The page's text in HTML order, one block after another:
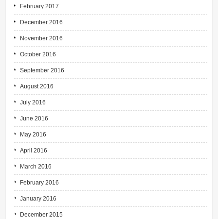
February 2017
December 2016
November 2016
October 2016
September 2016
August 2016
July 2016
June 2016
May 2016
April 2016
March 2016
February 2016
January 2016
December 2015